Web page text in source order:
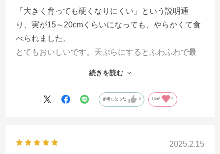
「大きく育っても硬くなりにくい」という説明通
り、実が15～20cmくらいになっても、やらかくて食
べられました。
とてもおいしいです。天ぷらにするとふわふわで最
発芽は、GWに１株８粒直播して３～４本芽が出てき
た感じだったので、発芽率は少し悪いかもしれませ
んが、家庭菜園では、袋にある種を全部を蒔くこと
まきしました（クーラーの効いた部屋で育苗）が、
続きを読む
参考になった 0 Like! 0
2025.2.15